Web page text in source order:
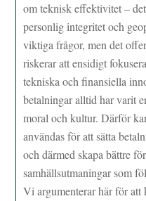
om teknisk effektivitet –
personlig integritet och
viktiga frågor, men det
riskerar att ensidigt
tekniska och finansiella
betalningar alltid har varit
moral och kultur. Därför
användas för att sätta
och därmed skapa bättre
samhällsutmaningar som
Vi argumenterar här för att